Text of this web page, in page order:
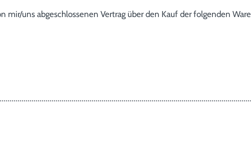
mir/uns abgeschlossenen Vertrag über den Kauf der folgenden